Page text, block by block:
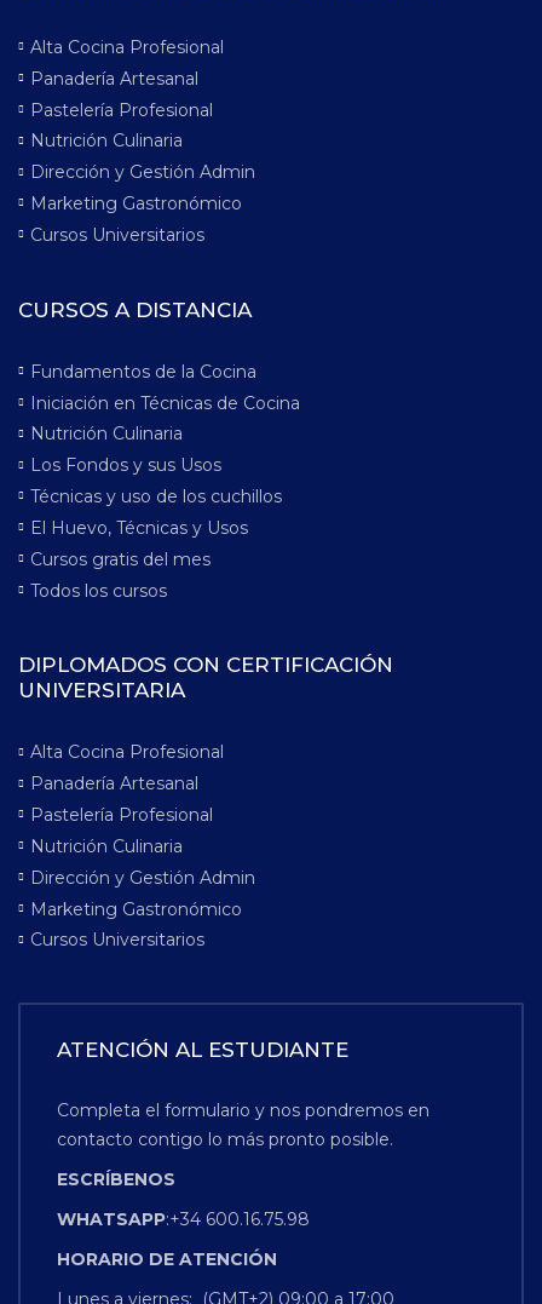
Alta Cocina Profesional
Panadería Artesanal
Pastelería Profesional
Nutrición Culinaria
Dirección y Gestión Admin
Marketing Gastronómico
Cursos Universitarios
CURSOS A DISTANCIA
Fundamentos de la Cocina
Iniciación en Técnicas de Cocina
Nutrición Culinaria
Los Fondos y sus Usos
Técnicas y uso de los cuchillos
El Huevo, Técnicas y Usos
Cursos gratis del mes
Todos los cursos
DIPLOMADOS CON CERTIFICACIÓN
UNIVERSITARIA
Alta Cocina Profesional
Panadería Artesanal
Pastelería Profesional
Nutrición Culinaria
Dirección y Gestión Admin
Marketing Gastronómico
Cursos Universitarios
ATENCIÓN AL ESTUDIANTE
Completa el formulario y nos pondremos en
contacto contigo lo más pronto posible.
ESCRÍBENOS
WHATSAPP:+34 600.16.75.98
HORARIO DE ATENCIÓN
Lunes a viernes: (GMT+2) 09:00 a 17:00